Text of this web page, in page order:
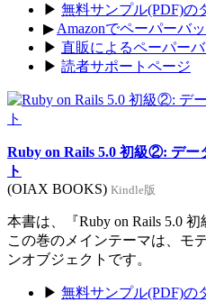
▶ 無料サンプル(PDF)の
▶ Amazonでペーパーバ
▶ 直販によるペーパー
▶ 読者サポートページ
Ruby on Rails 5.0 初級②: デー
ト
(OIAX BOOKS) Kindle版
本書は、『Ruby on Rails 5.0
この巻のメインテーマは、モ
ンオブジェクトです。
▶ 無料サンプル(PDF)の